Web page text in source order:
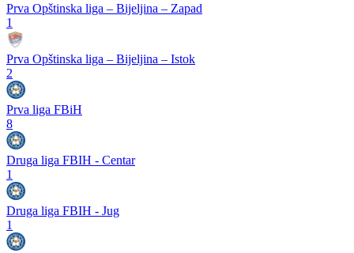
Prva Opštinska liga – Bijeljina – Zapad
1
Prva Opštinska liga – Bijeljina – Istok
2
Prva liga FBiH
8
Druga liga FBIH - Centar
1
Druga liga FBIH - Jug
1